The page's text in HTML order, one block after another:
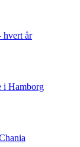
hvert år
i Hamborg